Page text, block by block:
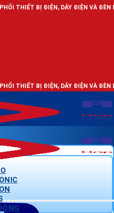
DÂY ĐIỆN VÀ ĐÈN LED CHIẾU SÁNG
DÂY ĐIỆN VÀ ĐÈN LED CHIẾU SÁNG